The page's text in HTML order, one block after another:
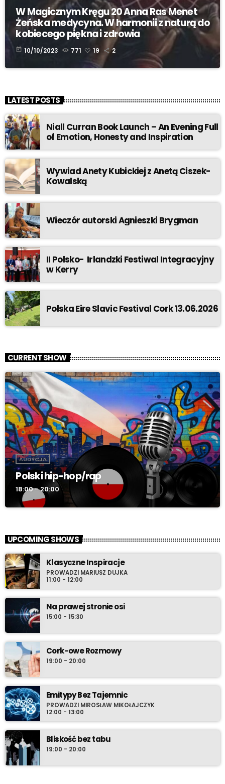
W Magicznym Kręgu 20 Anna Ras Menet
Żeńska medycyna. W harmonii z naturą do
kobiecego piękna i zdrowia
today 10/10/2023 771 19 2
LATEST POSTS
Niall Curran Book Launch – An Evening Full
of Emotion, Honesty and Inspiration
Wywiad Anety Kubickiej z Anetą Ciszek-
Kowalską
Wieczór autorski Agnieszki Brygman
II Polsko- Irlandzki Festiwal Integracyjny
w Kerry
Polska Eire Slavic Festival Cork 13.06.2026
CURRENT SHOW
AUDYCJA
Polski hip-hop/rap
18:00 - 20:00
UPCOMING SHOWS
Klasyczne Inspiracje
PROWADZI MARIUSZ DUJKA
11:00 - 12:00
Na prawej stronie osi
15:00 - 15:30
Cork-owe Rozmowy
19:00 - 20:00
Emitypy Bez Tajemnic
PROWADZI MIROSŁAW MIKOŁAJCZYK
12:00 - 13:00
Bliskość bez tabu
19:00 - 20:00